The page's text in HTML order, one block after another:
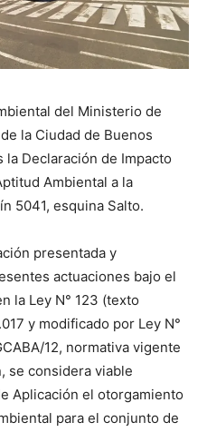
del Ministerio de
la Ciudad de Buenos
Declaración de Impacto
Ambiental a la
5041, esquina Salto.
presentada y
actuaciones bajo el
la Ley N° 123 (texto
y modificado por Ley N°
12, normativa vigente
se considera viable
Aplicación el otorgamiento
para el conjunto de